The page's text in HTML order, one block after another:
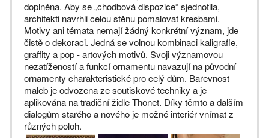
doplněna. Aby se „chodbová dispozice“ sjednotila,
architekti navrhli celou stěnu pomalovat kresbami.
Motivy ani témata nemají žádný konkrétní význam, jde
čistě o dekoraci. Jedná se volnou kombinaci kaligrafie,
graffity a pop - artových motivů. Svoji významovou
nezatížeností a funkcí ornamentu navazují na původní
ornamenty charakteristické pro celý dům. Barevnost
maleb je odvozena ze soutiskové techniky a je
aplikována na tradiční židle Thonet. Díky těmto a dalším
dialogům starého a nového je možné interiér vnímat z
různých poloh.